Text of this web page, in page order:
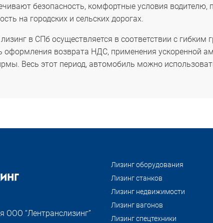
безопасность, комфортные условия
на городских и сельских дорогах.
в СПб осуществляется в соответствии с
оформления возврата НДС, применения ускоренной
Весь этот период, автомобиль можно
ООО “Лентранслизинг”
Лизинг оборудования
Лизинг станков
Лизинг недвижимости
Лизинг вагонов
Лизинг спецтехники